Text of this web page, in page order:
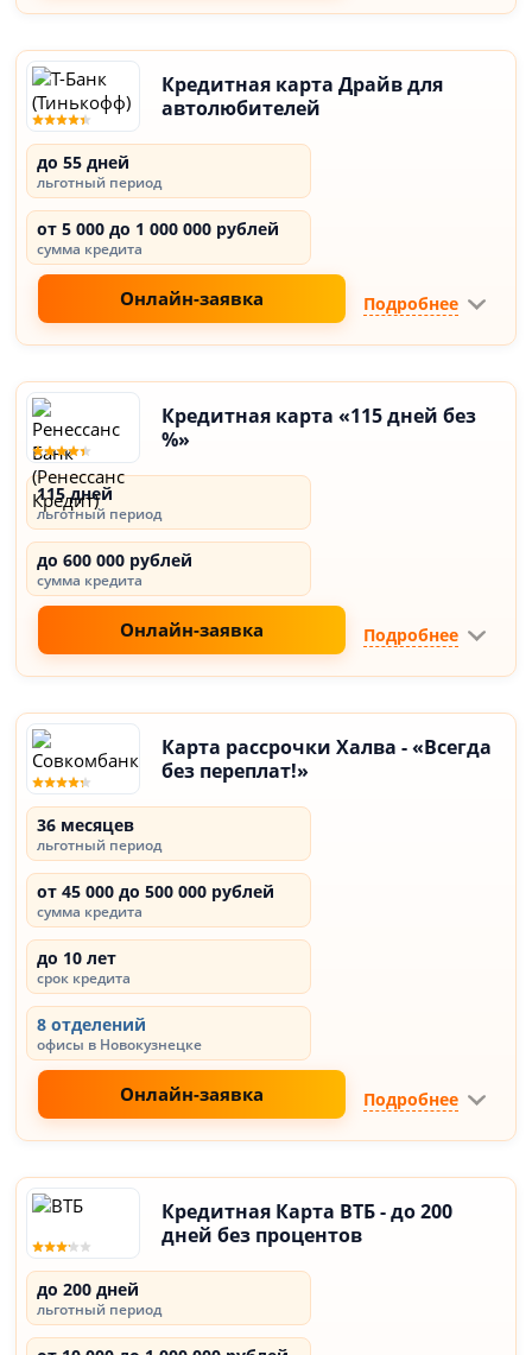
Кредитная карта Драйв для
автолюбителей
до 55 дней
льготный период
от 5 000 до 1 000 000 рублей
сумма кредита
Онлайн-заявка Подробнее
Кредитная карта «115 дней без
%»
115 дней
льготный период
до 600 000 рублей
сумма кредита
Онлайн-заявка Подробнее
Карта рассрочки Халва - «Всегда
без переплат!»
36 месяцев
льготный период
от 45 000 до 500 000 рублей
сумма кредита
до 10 лет
срок кредита
8 отделений
офисы в Новокузнецке
Онлайн-заявка Подробнее
Кредитная Карта ВТБ - до 200
дней без процентов
до 200 дней
льготный период